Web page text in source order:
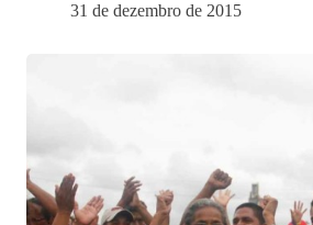
31 de dezembro de 2015